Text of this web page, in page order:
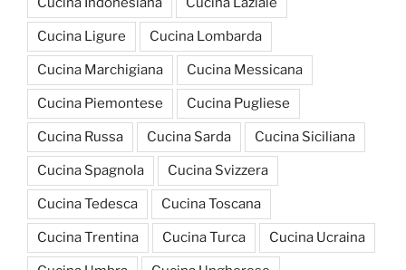
Cucina Ligure Cucina Lombarda
Cucina Marchigiana Cucina Messicana
Cucina Piemontese Cucina Pugliese
Cucina Russa Cucina Sarda Cucina Siciliana
Cucina Spagnola Cucina Svizzera
Cucina Tedesca Cucina Toscana
Cucina Trentina Cucina Turca Cucina Ucraina